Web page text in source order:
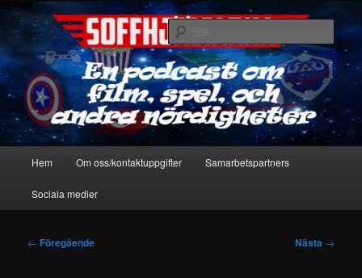
Hoppa
primärt
innehållSoffhjältarna
En podcast om film, spel & andra nördigheter
Sök
Hem Om oss/kontaktuppgifter Samarbetspartners
Sociala medier
Inläggsnavigering
← Föregående Nästa →